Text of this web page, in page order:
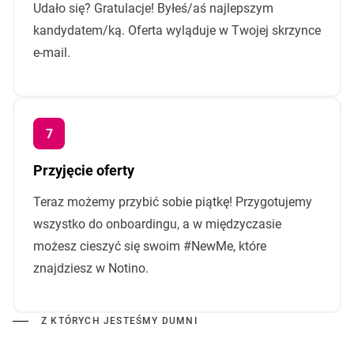
Udało się? Gratulacje! Byłeś/aś najlepszym
kandydatem/ką. Oferta wyląduje w Twojej skrzynce
e-mail.
Przyjęcie oferty
Teraz możemy przybić sobie piątkę! Przygotujemy
wszystko do onboardingu, a w międzyczasie
możesz cieszyć się swoim #NewMe, które
znajdziesz w Notino.
Z KTÓRYCH JESTEŚMY DUMNI